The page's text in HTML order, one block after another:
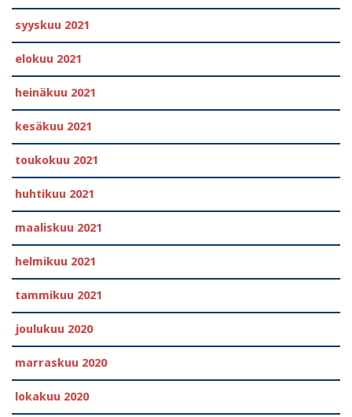
syyskuu 2021
elokuu 2021
heinäkuu 2021
kesäkuu 2021
toukokuu 2021
huhtikuu 2021
maaliskuu 2021
helmikuu 2021
tammikuu 2021
joulukuu 2020
marraskuu 2020
lokakuu 2020